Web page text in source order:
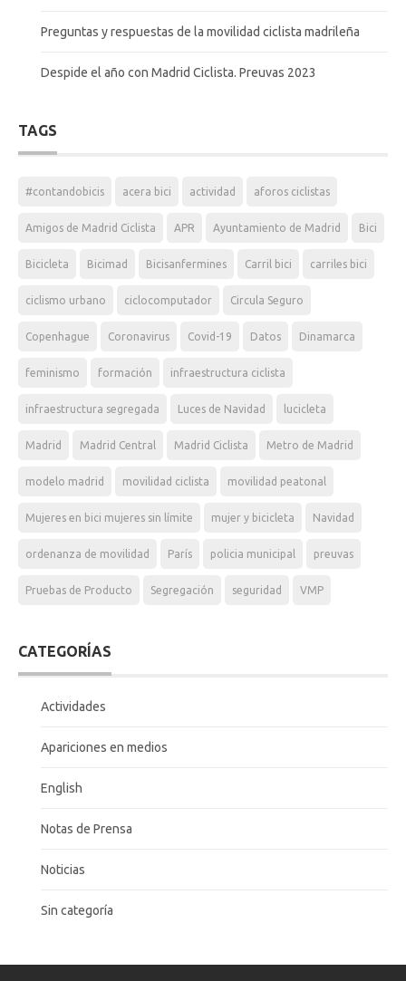
Preguntas y respuestas de la movilidad ciclista madrileña
Despide el año con Madrid Ciclista. Preuvas 2023
TAGS
#contandobicis acera bici actividad aforos ciclistas
Amigos de Madrid Ciclista APR Ayuntamiento de Madrid Bici
Bicicleta Bicimad Bicisanfermines Carril bici carriles bici
ciclismo urbano ciclocomputador Circula Seguro
Copenhague Coronavirus Covid-19 Datos Dinamarca
feminismo formación infraestructura ciclista
infraestructura segregada Luces de Navidad lucicleta
Madrid Madrid Central Madrid Ciclista Metro de Madrid
modelo madrid movilidad ciclista movilidad peatonal
Mujeres en bici mujeres sin límite mujer y bicicleta Navidad
ordenanza de movilidad París policia municipal preuvas
Pruebas de Producto Segregación seguridad VMP
CATEGORÍAS
Actividades
Apariciones en medios
English
Notas de Prensa
Noticias
Sin categoría